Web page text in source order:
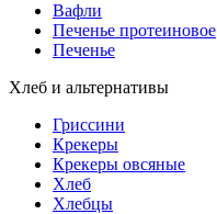
Вафли
Печенье протеиновое
Печенье
Хлеб и альтернативы
Гриссини
Крекеры
Крекеры овсяные
Хлеб
Хлебцы